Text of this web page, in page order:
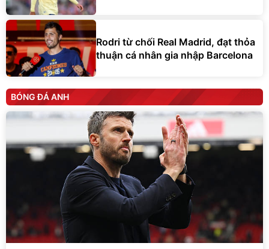
Rodri từ chối Real Madrid, đạt thỏa
thuận cá nhân gia nhập Barcelona
BÓNG ĐÁ ANH